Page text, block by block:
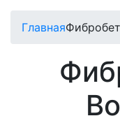
Главная